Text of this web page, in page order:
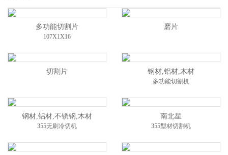
多功能切割片
107X1X16
磨片
切割片 钢材,铝材,木材
多功能切割机
钢材,铝材,不锈钢,木材
355无刷冷切机
南北星
355型材切割机